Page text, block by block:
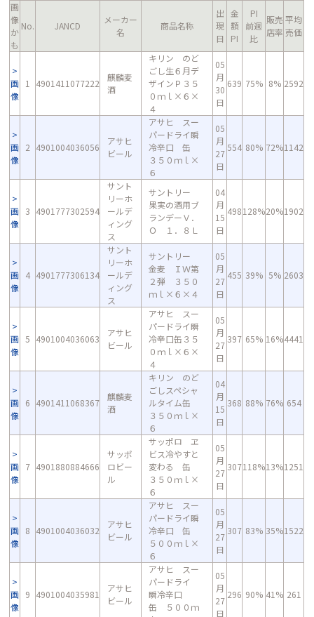
画
像
か
も
No. JANCD
メーカー
名
商品名称
出
現
日
金
額
PI
PI
前週
比
販売
店率
平均
売価
画
像
1 4901411077222
麒麟麦
酒
キリン のど
ごし生６月デ
ザインＰ３５
０ｍｌ×６×
４
05
月
30
日
639 75% 8% 2592
画
像
2 4901004036056
アサヒ
ビール
アサヒ スー
パードライ瞬
冷辛口 缶
３５０ｍｌ×
６
05
月
27
日
554 80% 72%1142
画
像
3 4901777302594
サント
リーホ
ールデ
ィング
ス
サントリー
果実の酒用ブ
ランデーＶ．
Ｏ １．８Ｌ
04
月
15
日
498128%20%1902
画
像
4 4901777306134
サント
リーホ
ールデ
ィング
ス
サントリー
金麦 ＩＷ第
２弾 ３５０
ｍｌ×６×４
05
月
27
日
455 39% 5% 2603
画
像
5 4901004036063
アサヒ
ビール
アサヒ スー
パードライ瞬
冷辛口缶３５
０ｍｌ×６×
４
05
月
27
日
397 65% 16%4441
画
像
6 4901411068367
麒麟麦
酒
キリン のど
ごしスペシャ
ルタイム缶
３５０ｍｌ×
６
04
月
15
日
368 88% 76% 654
画
像
7 4901880884666
サッポ
ロビー
ル
サッポロ ヱ
ビス冷やすと
変わる 缶
３５０ｍｌ×
６
05
月
27
日
307118%13%1251
画
像
8 4901004036032
アサヒ
ビール
アサヒ スー
パードライ瞬
冷辛口 缶
５００ｍｌ×
６
05
月
27
日
307 83% 35%1522
画
像
9 4901004035981
アサヒ
ビール
アサヒ スー
パードライ
瞬冷辛口
缶 ５００ｍ
05
月
27
日
296 90% 41% 261